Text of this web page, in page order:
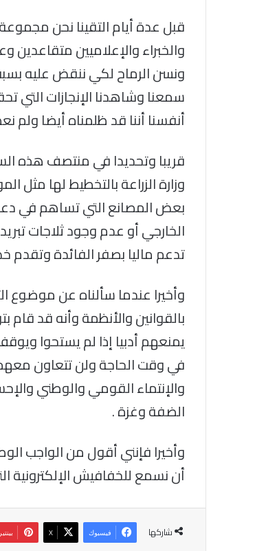
قبل عدة أيام التقينا نحن
والخبراء والإعلاميين
ونسن الرماح لكي ننقض عليه
سمعنا وشاهدنا الإنجازات التي
أنفسنا أننا قد ظلمناه أيضا ولم
قريبا وتحديدا في منتصف هذه
وزارة الزراعة بالتخطيط لها مثل
بعض المصانع التي تساهم في دعم
الخارجي أو عدم وجود ثلاجات
تدعم ماليا بصفر الفائدة وتقدم
وأخيرا عندما سألناه عن موضوع
بالقوانين والأنظمة وأنه قد قام
يمنعهم أدبيا إذا لم يستحوا
في وقت الحاجة ولن تتعاون معهم
والإنتماء القومي والوطني
الضفة وغزة .
وأخيرا فإنني أقول من الواجب
أن نسمع للخفافيش الإلكترونية
شاركها فيسبوك ‫X